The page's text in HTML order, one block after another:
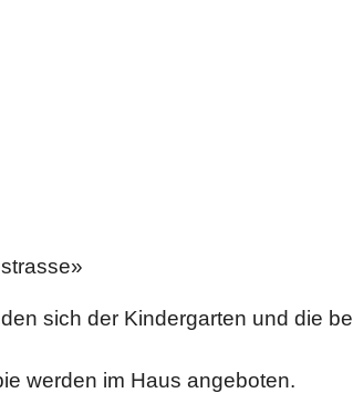
sich der Kindergarten und die
werden im Haus angeboten.